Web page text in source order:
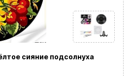
сияние подсолнуха